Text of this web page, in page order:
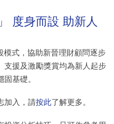
度身而設 助新人
模式，協助新晉理財顧問逐步
支援及激勵獎賞均為新人起步
基礎。
加入，請按此了解更多。